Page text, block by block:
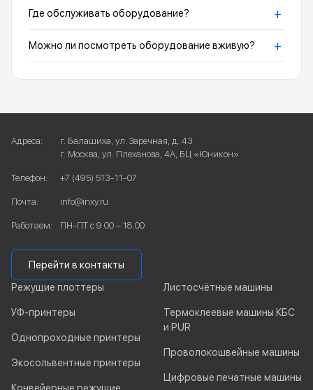
Где обслуживать оборудование? +
Можно ли посмотреть оборудование вживую? +
Режущие плоттеры
УФ-принтеры
Однопроходные принтеры
Экосольвентные принтеры
Листосчётные машины
Термоклеевые машины КБС
и PUR
Проволокошвейные машины
Цифровые печатные машины
Адреса:
г. Балашиха, ул. Заречная, д. 43
г. Москва, ул. Плеханова, 4А, БЦ «Юникон»
Телефон: +7 (495) 513-11-07
Почта: info@inxy.ru
Работаем: ПН-ПТ с 9.00 – 18.00
Перейти в контакты